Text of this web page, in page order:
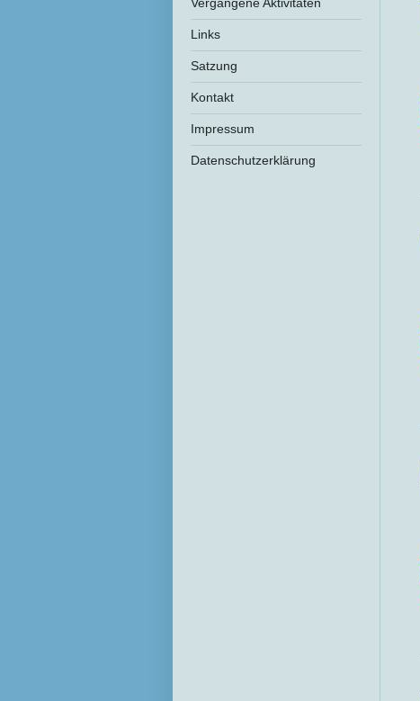
Links
Satzung
Kontakt
Impressum
Datenschutzerklärung